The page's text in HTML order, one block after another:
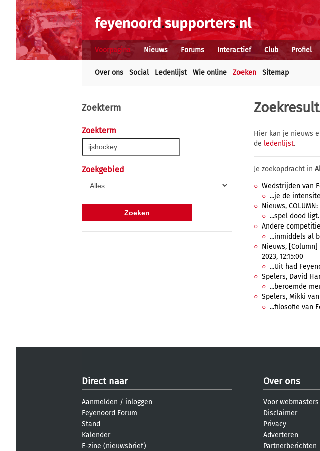
Voorpagina Nieuws Forums Interactief Club Profiel
Over ons Social Ledenlijst Wie online Zoeken Sitemap
Zoekterm
Zoekterm
Zoekgebied
Hier kan je nieuws
de ledenlijst.
Je zoekopdracht in
Wedstrijden van
...je de
Nieuws,
...spel dood
Andere
...inmiddels al
Nieuws,
2023, 12:15:00
...Uit had
Spelers, David
...beroemde
Spelers, Mikki van
...filosofie van
Direct naar
Aanmelden / inloggen
Feyenoord Forum
Stand
Kalender
E-zine (nieuwsbrief)
Over ons
Voor webmasters
Disclaimer
Privacy
Adverteren
Partnerberichten